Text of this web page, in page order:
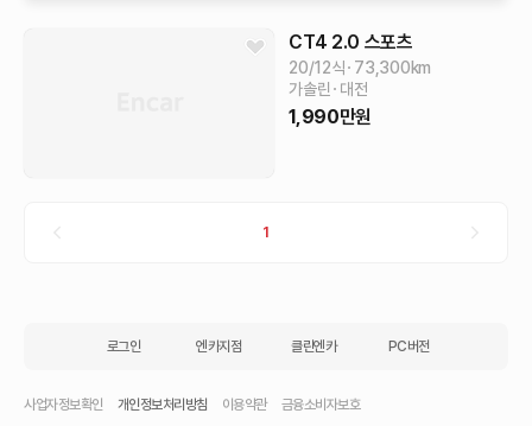
CT4 2.0 스포츠
20/12식 73,300km
가솔린
대전
1,990만원
1
로그인 엔카지점 클린엔카 PC버전
사업자정보확인 개인정보처리방침 이용약관 금융소비자보호